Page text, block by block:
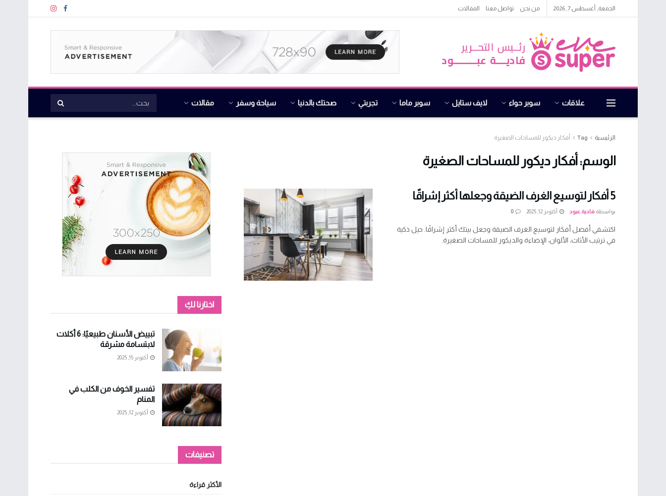
الجمعة, أغسطس 7, 2026 من نحن تواصل معنا المقالات
علاقات سوبر حواء لايف ستايل سوبر ماما تجربتي صحتك بالدنيا سياحة وسفر مقالات
الرئيسية Tag أفكار ديكور للمساحات الصغيرة
الوسم: أفكار ديكور للمساحات الصغيرة
5 أفكار لتوسيع الغرف الضيقة وجعلها أكثر إشراقًا
بواسطة فادية عبود أكتوبر 12, 2025 0
اكتشفي أفضل أفكار لتوسيع الغرف الضيقة وجعل بيتك أكثر إشراقًا. حيل ذكية
في ترتيب الأثاث، الألوان، الإضاءة والديكور للمساحات الصغيرة.
اختارنا لكِ
تبييض الأسنان طبيعيًا: 6 أكلات
لابتسامة مشرقة
أكتوبر 15, 2025
تفسير الخوف من الكلب في
المنام
أكتوبر 12, 2025
تصنيفات
الأكثر قراءة